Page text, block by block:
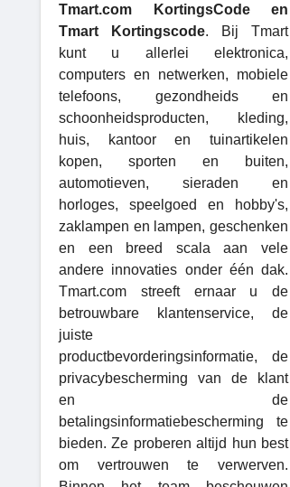
Tmart.com KortingsCode en
Tmart Kortingscode. Bij Tmart
kunt u allerlei elektronica,
computers en netwerken, mobiele
telefoons, gezondheids en
schoonheidsproducten, kleding,
huis, kantoor en tuinartikelen
kopen, sporten en buiten,
automotieven, sieraden en
horloges, speelgoed en hobby's,
zaklampen en lampen, geschenken
en een breed scala aan vele
andere innovaties onder één dak.
Tmart.com streeft ernaar u de
betrouwbare klantenservice, de
juiste
productbevorderingsinformatie, de
privacybescherming van de klant
en de
betalingsinformatiebescherming te
bieden. Ze proberen altijd hun best
om vertrouwen te verwerven.